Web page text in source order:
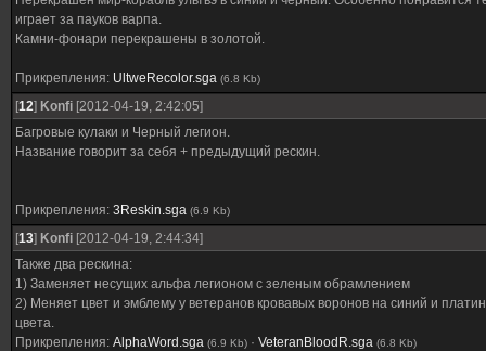
играет за пауков варпа.
Камни-фонари перекрашены в золотой.
Прикрепления: UltweRecolor.sga (6.8 Kb)
[12] Konfi [2012-04-19, 2:42:05]
Багровые кулаки и Черный легион.
Название говорит за себя + предыдущий рескин.
Прикрепления: 3Reskin.sga (6.9 Kb)
[13] Konfi [2012-04-19, 2:44:34]
Также два рескина:
1) Заменяет несущих альфа легионом с зеленым обрамлением
2) Меняет цвет и эмблему у ветеранов кровавых воронов на синий и
цвета.
Прикрепления: AlphaWord.sga (6.9 Kb) · VeteranBloodR.sga (6.8 Kb)